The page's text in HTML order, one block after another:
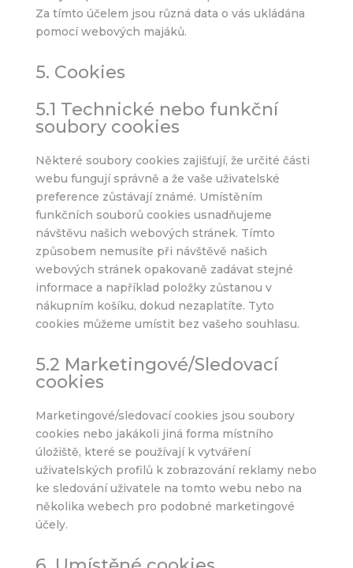
Za tímto účelem jsou různá data o vás ukládána
pomocí webových majáků.
5. Cookies
5.1 Technické nebo funkční
soubory cookies
Některé soubory cookies zajišťují, že určité části
webu fungují správně a že vaše uživatelské
preference zůstávají známé. Umístěním
funkčních souborů cookies usnadňujeme
návštěvu našich webových stránek. Tímto
způsobem nemusíte při návštěvě našich
webových stránek opakovaně zadávat stejné
informace a například položky zůstanou v
nákupním košíku, dokud nezaplatíte. Tyto
cookies můžeme umístit bez vašeho souhlasu.
5.2 Marketingové/Sledovací
cookies
Marketingové/sledovací cookies jsou soubory
cookies nebo jakákoli jiná forma místního
úložiště, které se používají k vytváření
uživatelských profilů k zobrazování reklamy nebo
ke sledování uživatele na tomto webu nebo na
několika webech pro podobné marketingové
účely.